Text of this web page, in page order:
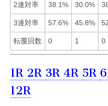
2連対率 38.1% 30.0%
3連対率 57.6% 45.8%
転覆回数 0 1 0
1R 2R 3R 4R 5R
12R